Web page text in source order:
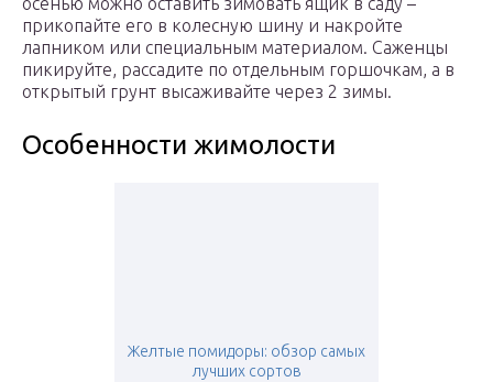
прикопайте его в колесную шину и накройте
лапником или специальным материалом. Саженцы
пикируйте, рассадите по отдельным горшочкам, а в
открытый грунт высаживайте через 2 зимы.
Особенности жимолости
Желтые помидоры: обзор самых
лучших сортов